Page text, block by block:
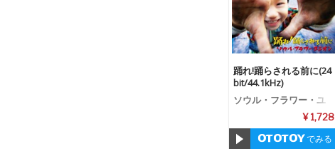
踊れ!踊らされる前に(24
bit/44.1kHz)
ソウル・フラワー・ユ
¥ 1,728
でみる